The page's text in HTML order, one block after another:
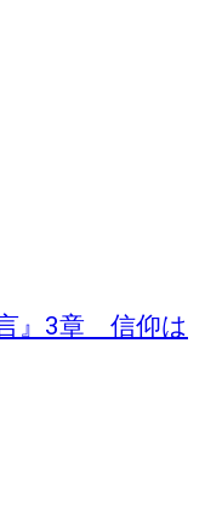
』3章 信仰は